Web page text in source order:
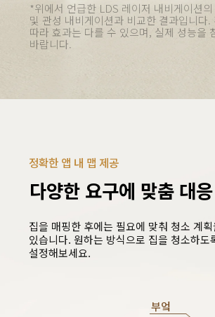
*위에서 언급한 LDS 레이저 내비게이션
및 관성 내비게이션과 비교한 결과입니다.
따라 효과는 다를 수 있으며, 실제 성능을
바랍니다.
정확한 앱 내 맵 제공
다양한 요구에 맞춤 대응
집을 매핑한 후에는 필요에 맞춰 청소 계
있습니다. 원하는 방식으로 집을 청소하도
설정해보세요.
부엌